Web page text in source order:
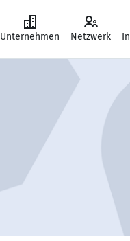
Unternehmen Netzwerk